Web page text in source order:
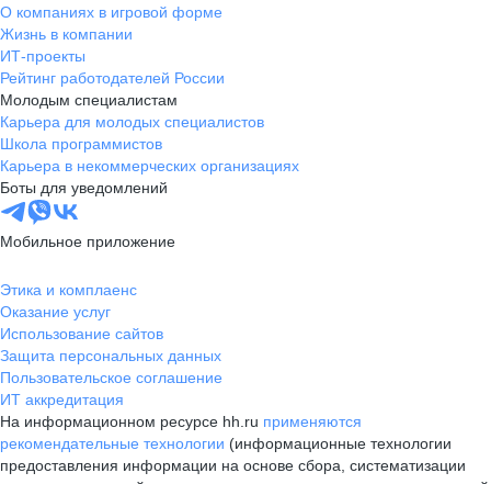
О компаниях в игровой форме
Жизнь в компании
ИТ-проекты
Рейтинг работодателей России
Молодым специалистам
Карьера для молодых специалистов
Школа программистов
Карьера в некоммерческих организациях
Боты для уведомлений
Мобильное приложение
Этика и комплаенс
Оказание услуг
Использование сайтов
Защита персональных данных
Пользовательское соглашение
ИТ аккредитация
На информационном ресурсе hh.ru применяются
рекомендательные технологии (информационные технологии
предоставления информации на основе сбора, систематизации